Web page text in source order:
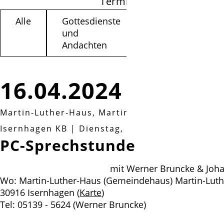
16.04.2024
Alle
Gottesdienste
und
Andachten
Martin-Luther-Haus, Martin-Luther-Weg 3a,
Isernhagen KB | Dienstag, 16.04.2024, 10:00
PC-Sprechstunde
mit Werner Bruncke &
Wo: Martin-Luther-Haus (Gemeindehaus) Martin-
30916 Isernhagen (Karte)
Tel: 05139 - 5624 (Werner Bruncke)